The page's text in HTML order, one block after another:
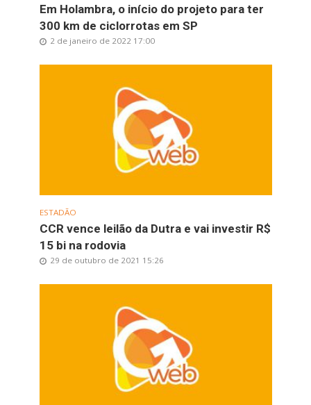
Em Holambra, o início do projeto para ter
300 km de ciclorrotas em SP
2 de janeiro de 2022 17:00
ESTADÃO
CCR vence leilão da Dutra e vai investir R$
15 bi na rodovia
29 de outubro de 2021 15:26